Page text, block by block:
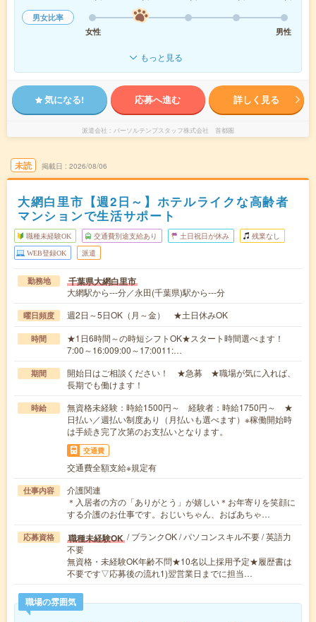
男女比率
女性
男性
もっと見る
気になる! 応募へ進む 詳しく見る
派遣会社 パーソルテンプスタッフ株式会社 首都圏
未読 掲載日 2026/08/06
大網白里市【週2日～】ホテルライクな高齢者
マンションで生活サポート
職種未経験OK 交通費別途支給あり 土日祝日が休み 残業なし
WEB登録OK 派遣
勤務地 千葉県大網白里市
大網駅から---分／永田(千葉県)駅から---分
曜日頻度 週2日～5日OK（月～金） ★土日休みOK
時間
★1日6時間～の時短シフトOK★スタート時間選べます！
7:00～16:009:00～17:0011:…
期間
開始日はご相談ください！ ★急募 ★職場が気に入れば、
長期でも働けます！
時給
無資格未経験：時給1500円～ 経験者：時給1750円～ ★
日払い／週払い制度あり（月払いも選べます）※稼働開始時
は手続き完了次第のお支払いとなります。
交通費
交通費全額支給※規定有
仕事内容
介護関連
＊入居者の方の「ありがとう」が嬉しい＊お年寄りを笑顔に
する介護のお仕事です。おじいちゃん、おばあちゃ…
応募資格 職種未経験OK / ブランクOK / パソコンスキル不要 / 英語力
不要
無資格・未経験OK年齢不問★10名以上採用予定★履歴書は
不要です▽応募後の流れ1)翌営業日までに担当…
職場の雰囲気